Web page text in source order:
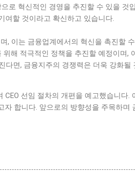
로 혁신적인 경영을 추진할 수 있을 것
여할 것이라고 확신하고 있습니다.
, 이는 금융업계에서의 혁신을 촉진할
해 적극적인 정책을 추진할 예정이며,
다면, 금융지주의 경쟁력은 더욱 강화될
선임 절차의 개편을 예고했습니다.
합니다. 앞으로의 방향성을 주목하며